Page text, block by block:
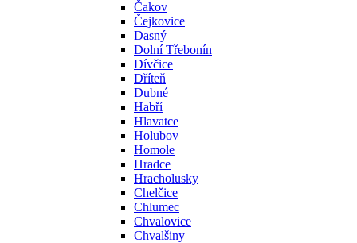
Čakov
Čejkovice
Dasný
Dolní Třebonín
Dívčice
Dříteň
Dubné
Habří
Hlavatce
Holubov
Homole
Hradce
Hracholusky
Chelčice
Chlumec
Chvalovice
Chvalšiny